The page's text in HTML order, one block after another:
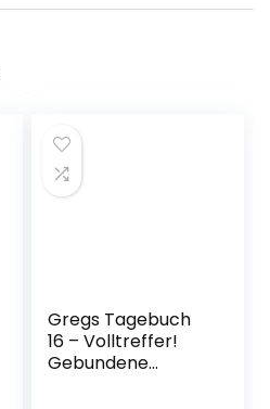
Gregs Tagebuch
16 – Volltreffer!
Gebundene